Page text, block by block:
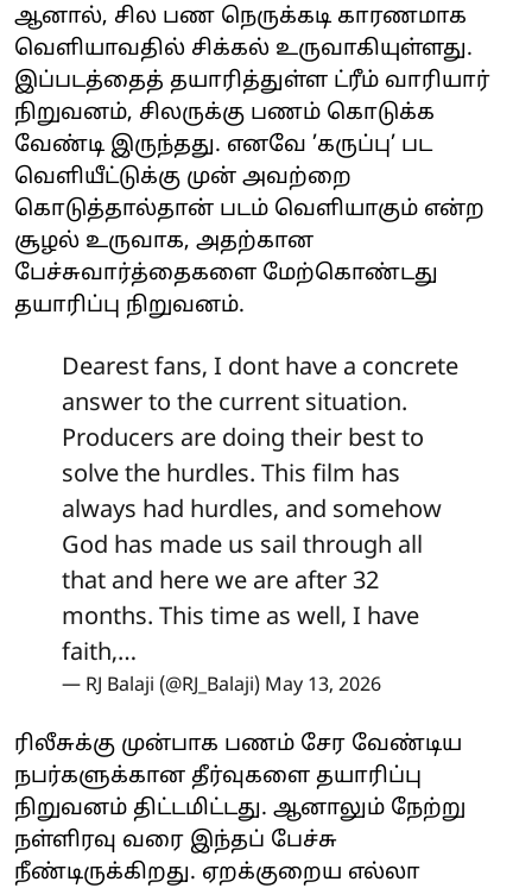
ஆனால், சில பண நெருக்கடி காரணமாக
வெளியாவதில் சிக்கல் உருவாகியுள்ளது.
இப்படத்தைத் தயாரித்துள்ள ட்ரீம் வாரியார்
நிறுவனம், சிலருக்கு பணம் கொடுக்க
வேண்டி இருந்தது. எனவே ’கருப்பு’ பட
வெளியீட்டுக்கு முன் அவற்றை
கொடுத்தால்தான் படம் வெளியாகும் என்ற
சூழல் உருவாக, அதற்கான
பேச்சுவார்த்தைகளை மேற்கொண்டது
தயாரிப்பு நிறுவனம்.
Dearest fans, I dont have a concrete
answer to the current situation.
Producers are doing their best to
solve the hurdles. This film has
always had hurdles, and somehow
God has made us sail through all
that and here we are after 32
months. This time as well, I have
faith,…
— RJ Balaji (@RJ_Balaji) May 13, 2026
ரிலீசுக்கு முன்பாக பணம் சேர வேண்டிய
நபர்களுக்கான தீர்வுகளை தயாரிப்பு
நிறுவனம் திட்டமிட்டது. ஆனாலும் நேற்று
நள்ளிரவு வரை இந்தப் பேச்சு
நீண்டிருக்கிறது. ஏறக்குறைய எல்லா